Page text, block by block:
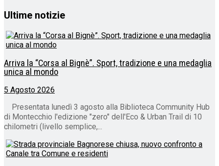
Ultime notizie
Arriva la “Corsa al Bignè”. Sport, tradizione e una medaglia
unica al mondo
5 Agosto 2026
Presentata lunedì 3 agosto alla Biblioteca Community Hub
di Montecchio l'edizione "zero" dell'Eco & Urban Trail di 10
chilometri (livello semplice,...